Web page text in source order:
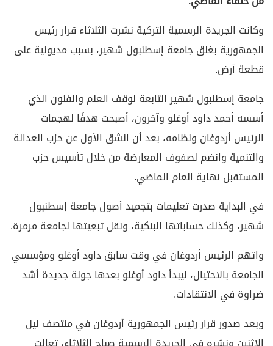
وكانت الجريدة الرسمية التركية نشرت الثلاثاء قرار رئيس
الجمهورية بغلق جامعة إسطنبول شهير، بسبب مديونية على
قطعة أرض.
جامعة إسطنبول شهير التابعة لوقف العلم والفنون الذي
أسسه أحمد داود أوغلو وآخرون، أصبحت هدفًا لهجمات
الرئيس أردوغان ونظامه، بعد أن انشق الأول عن حزب العدالة
والتنمية وانضم لصفوف المعارضة من خلال تأسيس حزب
المستقبل نهاية العام الماضي.
في البداية صدرت تعليمات بتجميد أصول جامعة إسطنبول
شهير، وكذلك حساباتها البنكية، ونقل تبعيتها لجامعة مرمرة.
واتهم الرئيس أردوغان في وقت سابق داود أوغلو ومؤسسي
الجامعة بالاحتيال، ليبدأ داود أوغلو بعدها جولة جديدة أشد
ضراوة في الانتقادات.
وبعد صدور قرار رئيس الجمهورية أردوغان في منتصف ليل